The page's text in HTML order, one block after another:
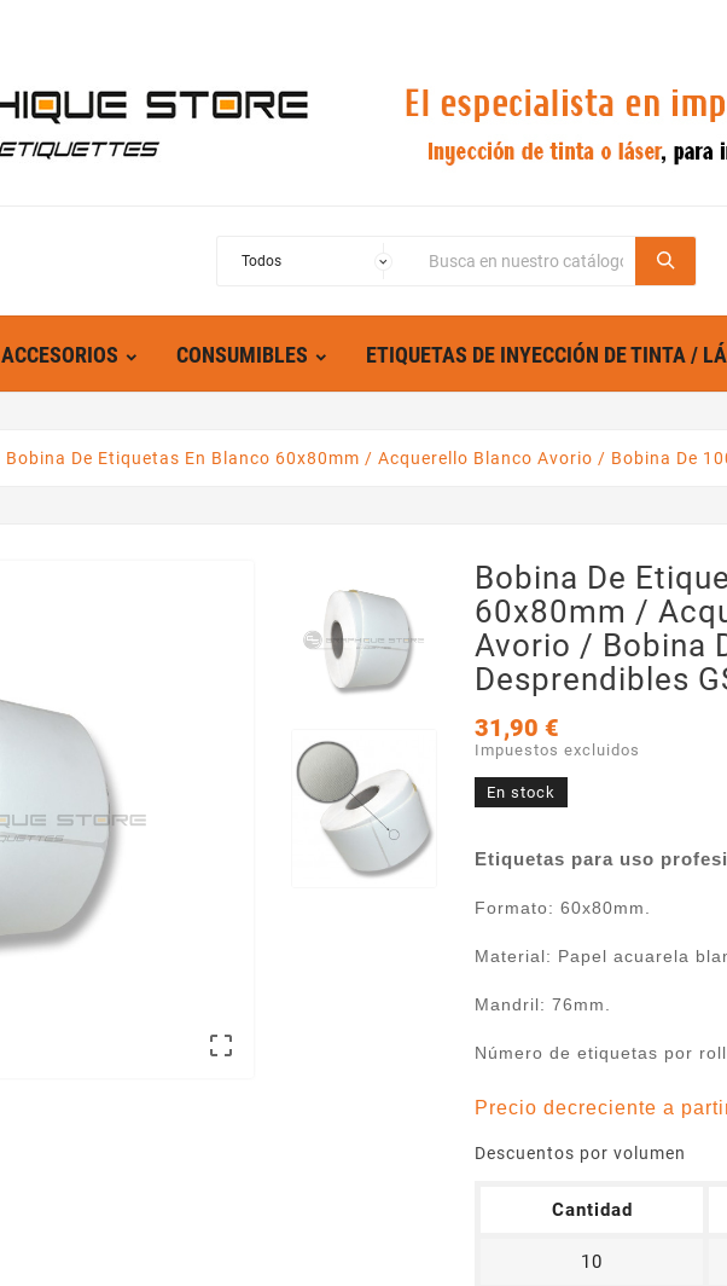
ACCESORIOS CONSUMIBLES ETIQUETAS DE INYECCIÓN DE TINTA /
Bobina De Etiquetas En Blanco 60x80mm / Acquerello Blanco Avorio / Bobina De

Bobina De
60x80mm /
Avorio / Bobina
Desprendibles
31,90 €
Impuestos excluidos
En stock
Etiquetas para uso
Formato: 60x80mm.
Material: Papel acuarela
Mandril: 76mm.
Número de etiquetas por
Precio decreciente a
Descuentos por volumen
Cantidad
10